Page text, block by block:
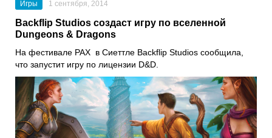
Игры 1 сентября, 2014
Backflip Studios создаст игру по вселенной
Dungeons & Dragons
На фестивале PAX в Сиеттле Backflip Studios сообщила,
что запустит игру по лицензии D&D.